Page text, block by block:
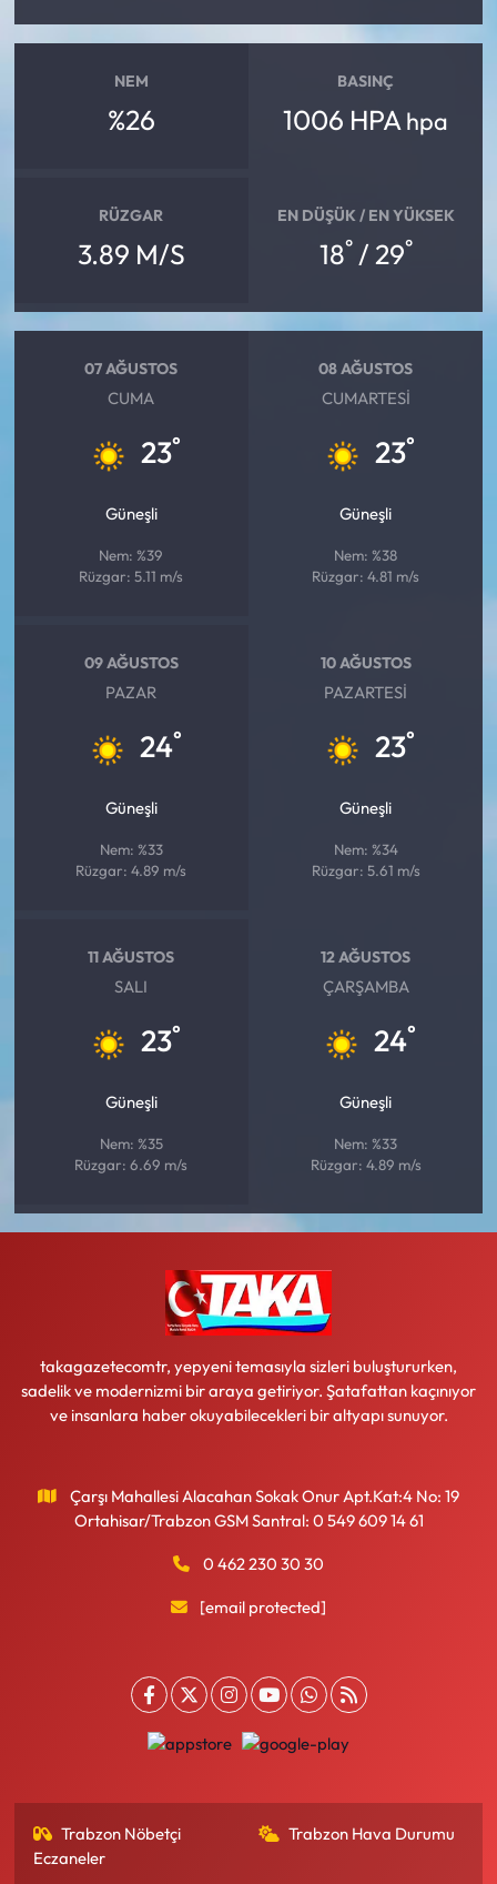
NEM
%26
BASINÇ
1006 HPAhpa
RÜZGAR
3.89 M/S
EN DÜŞÜK / EN YÜKSEK
18°/ 29°
07 AĞUSTOS
CUMA
23°
Güneşli
Nem: %39
Rüzgar: 5.11 m/s
08 AĞUSTOS
CUMARTESI
23°
Güneşli
Nem: %38
Rüzgar: 4.81 m/s
09 AĞUSTOS
PAZAR
24°
Güneşli
Nem: %33
Rüzgar: 4.89 m/s
10 AĞUSTOS
PAZARTESI
23°
Güneşli
Nem: %34
Rüzgar: 5.61 m/s
11 AĞUSTOS
SALI
23°
Güneşli
Nem: %35
Rüzgar: 6.69 m/s
12 AĞUSTOS
ÇARŞAMBA
24°
Güneşli
Nem: %33
Rüzgar: 4.89 m/s
takagazetecomtr, yepyeni temasıyla sizleri buluştururken,
sadelik ve modernizmi bir araya getiriyor. Şatafattan kaçınıyor
ve insanlara haber okuyabilecekleri bir altyapı sunuyor.
Çarşı Mahallesi Alacahan Sokak Onur Apt.Kat:4 No: 19
Ortahisar/Trabzon GSM Santral: 0 549 609 14 61
0 462 230 30 30
[email protected]
Trabzon Nöbetçi
Eczaneler
Trabzon Hava Durumu
Teknoloji